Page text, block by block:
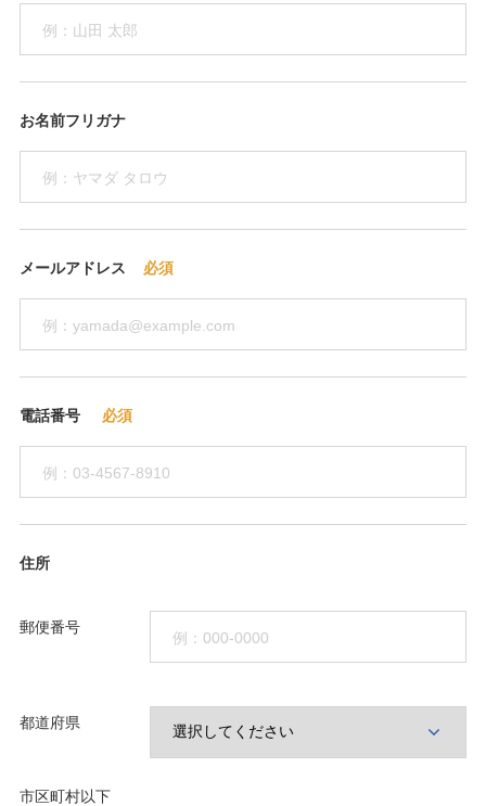
お名前フリガナ
メールアドレス
電話番号
住所
郵便番号
都道府県
市区町村以下